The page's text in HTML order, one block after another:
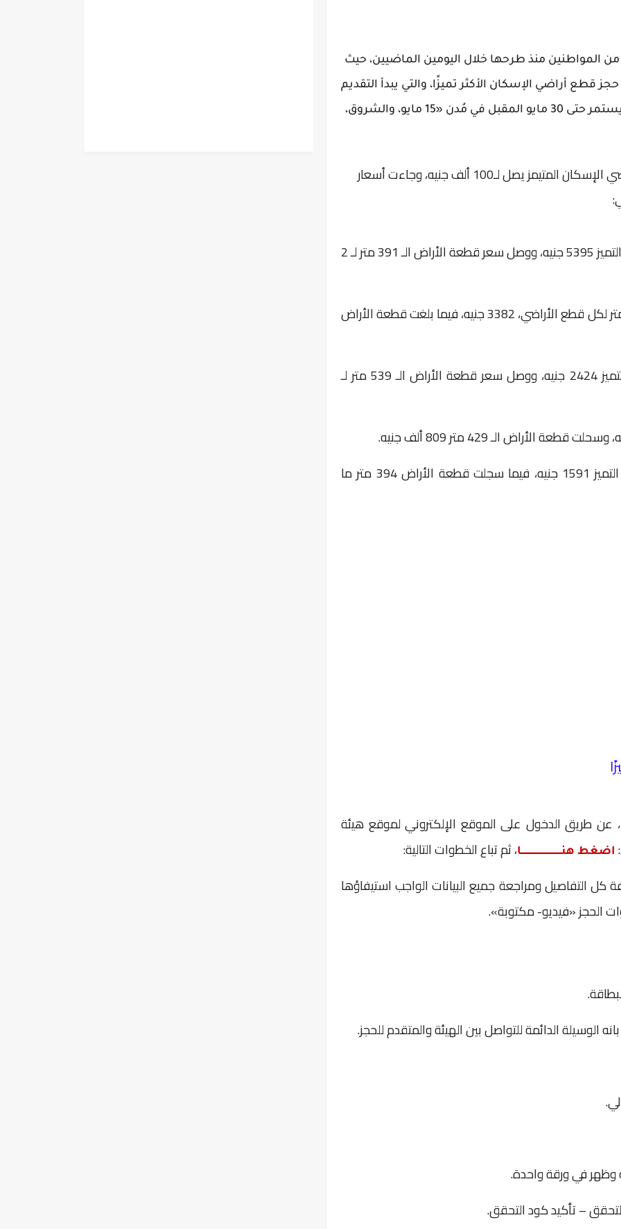
من المواطنين منذ طرحها خلال اليومين الماضيين، حيث
قطع أراضي الإسكان الأكثر تميزًا، والتي يبدأ التقديم
على حجزها بدايةً من اليوم 1 أبريل الجاري ويستمر حتى 30 مايو المقبل في مُدن «15 مايو، والشروق،
وأكدت وزارة الإسكان أن مقدم الحجز في أراضي الإسكان المتيمز يصل لـ100 ألف جنيه، وجاءت أسعار
1- برج العرب الجديدة، سجل سعر المتر بنسبة التميز 5395 جنيه، ووصل سعر قطعة الأراض الـ 391 متر لـ 2
2- ناصر الجديدة “غرب أسيوط”، سجل سعر المتر لكل قطع الأراضي، 3382 جنيه، فيما بلغت قطعة الأراض
3- ملوى الجديدة، سجل سعر المتر بنسبة التميز 2424 جنيه، ووصل سعر قطعة الأراض الـ 539 متر لـ
5- أخميم الجدديدة، سجل سعر المتر بنسبة التميز 1591 جنيه، فيما سجلت قطعة الأراض 394 متر ما
عن طريق الدخول على الموقع الإلكتروني لموقع هيئة
اضغط هنـــــــــــــــــــــــــــــا، ثم تباع الخطوات التالية:
التفاصيل ومراجعة جميع البيانات الواجب استيفاؤها
الحجز «فيديو- مكتوبة».
الوسيلة الدائمة للتواصل بين الهيئة والمتقدم للحجز.
في ورقة واحدة.
– تأكيد كود التحقق.